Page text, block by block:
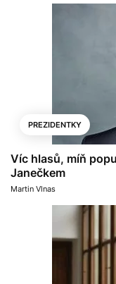
PREZIDENTKY
Víc hlasů, míň
Janečkem
Martin Vlnas